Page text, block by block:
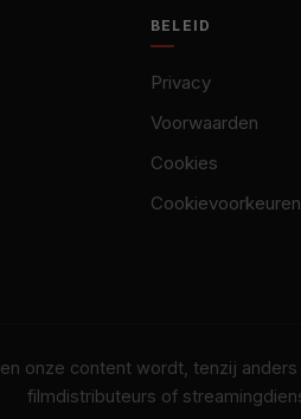
BELEID
Privacy
Voorwaarden
Cookies
Cookievoorkeuren
onze content wordt, tenzij
filmdistributeurs of